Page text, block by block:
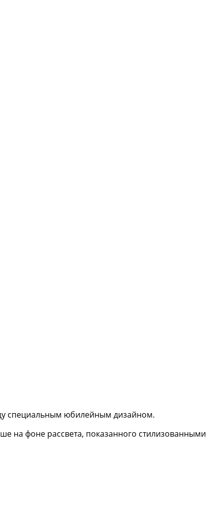
специальным юбилейным дизайном.
на фоне рассвета, показанного стилизованными